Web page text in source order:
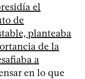
el
de
planteaba
de la
a
en lo que